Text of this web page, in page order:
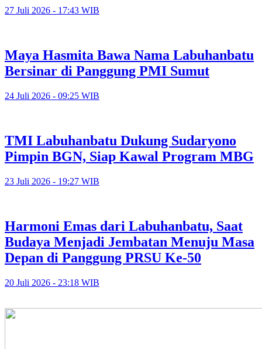
27 Juli 2026 - 17:43 WIB
Maya Hasmita Bawa Nama Labuhanbatu
Bersinar di Panggung PMI Sumut
24 Juli 2026 - 09:25 WIB
TMI Labuhanbatu Dukung Sudaryono
Pimpin BGN, Siap Kawal Program MBG
23 Juli 2026 - 19:27 WIB
Harmoni Emas dari Labuhanbatu, Saat
Budaya Menjadi Jembatan Menuju Masa
Depan di Panggung PRSU Ke-50
20 Juli 2026 - 23:18 WIB